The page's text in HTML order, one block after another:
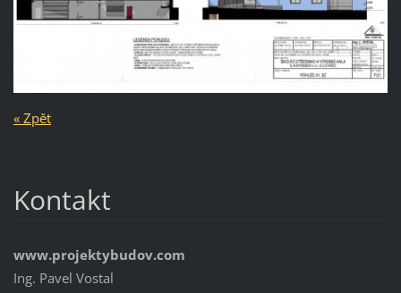
« Zpět
Kontakt
www.projektybudov.com
Ing. Pavel Vostal